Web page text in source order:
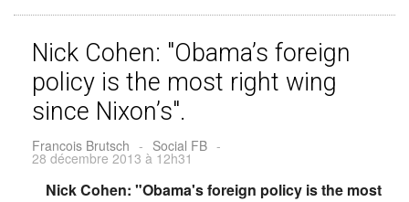
Nick Cohen: "Obama’s foreign
policy is the most right wing
since Nixon’s".
Francois Brutsch - Social FB -
28 décembre 2013 à 12h31
Nick Cohen: "Obama's foreign policy is the most